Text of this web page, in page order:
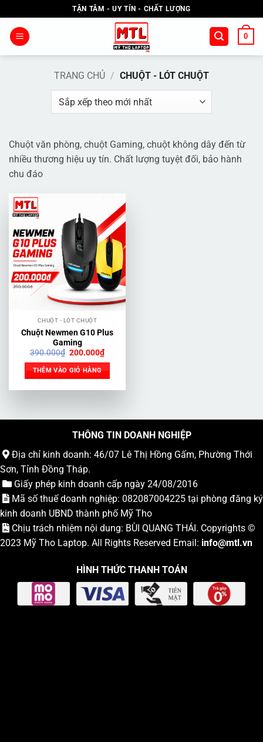
qua
nội
TẬN TÂM - UY TÍN - CHẤT LƯỢNG
0
TRANG CHỦ / CHUỘT - LÓT CHUỘT
Chuột văn phòng, chuột Gaming, chuột không dây đến từ
nhiều thương hiệu uy tín. Chất lượng tuyệt đối, bảo hành
chu đáo
CHUỘT - LÓT CHUỘT
Chuột Newmen G10 Plus
Gaming
390.000₫ Giá
là:
390.000₫.
200.000₫Giá
hiện
200.000₫.
THÊM VÀO GIỎ HÀNG
THÔNG TIN DOANH NGHIỆP
Địa chỉ kinh doanh: 46/07 Lê Thị Hồng Gấm, Phường Thới
Sơn, Tỉnh Đồng Tháp.
Giấy phép kinh doanh cấp ngày 24/08/2016
Mã số thuế doanh nghiệp: 082087004225 tại phòng đăng ký
kinh doanh UBND thành phố Mỹ Tho
Chịu trách nhiệm nội dung: BÙI QUANG THÁI. Copyrights ©
2023 Mỹ Tho Laptop. All Rights Reserved Email: info@mtl.vn
HÌNH THỨC THANH TOÁN